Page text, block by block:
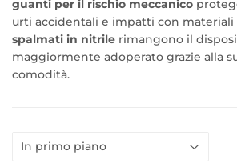
guanti per il rischio meccanico
urti accidentali e impatti con materiali
spalmati in nitrile rimangono il
maggiormente adoperato grazie alla
comodità.